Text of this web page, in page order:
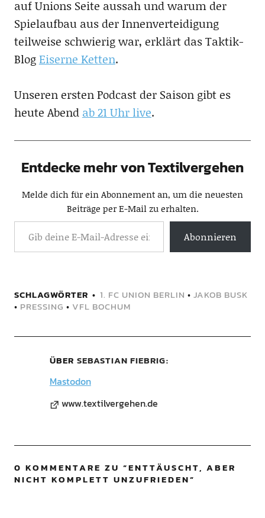
auf Unions Seite aussah und warum der
Spielaufbau aus der Innenverteidigung
teilweise schwierig war, erklärt das Taktik-
BlogEiserne Ketten.
Unseren ersten Podcast der Saison gibt es
heute Abend ab 21 Uhr live.
Entdecke mehr von Textilvergehen
Melde dich für ein Abonnement an, um die neuesten
Beiträge per E-Mail zu erhalten.
Abonnieren
SCHLAGWÖRTER 1. FC UNION BERLIN • JAKOB BUSK
• PRESSING • VFL BOCHUM
ÜBER SEBASTIAN FIEBRIG
Mastodon
www.textilvergehen.de
0 KOMMENTARE ZU “ENTTÄUSCHT, ABER
NICHT KOMPLETT UNZUFRIEDEN”